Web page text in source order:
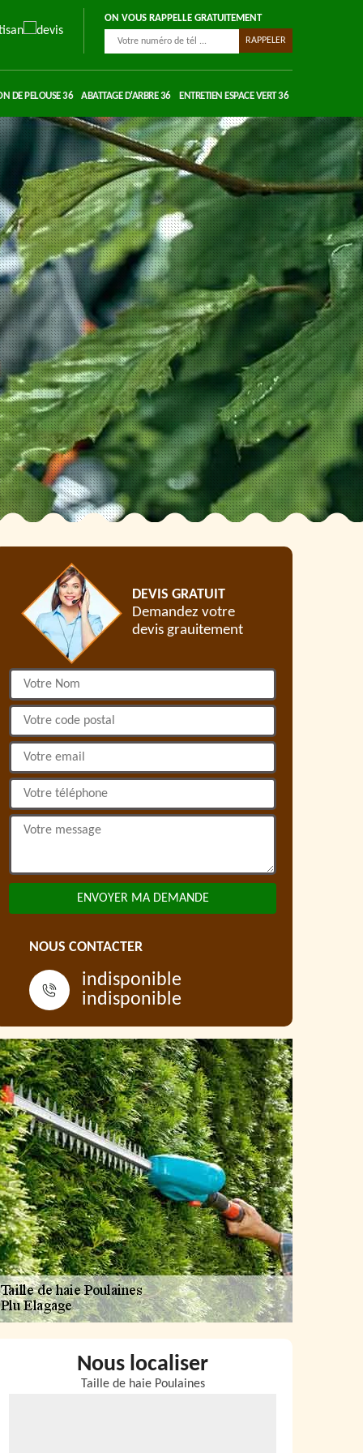
ON VOUS RAPPELLE GRATUITEMENT
DE PELOUSE 36 ABATTAGE D'ARBRE 36 ENTRETIEN ESPACE VERT 36
DEVIS GRATUIT
Demandez votre
devis grauitement
NOUS CONTACTER
indisponible
indisponible
Nous localiser
Taille de haie Poulaines